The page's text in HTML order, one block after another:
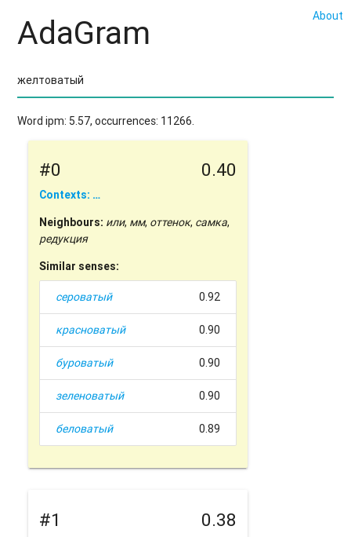
About
AdaGram
Word ipm: 5.57, occurrences: 11266.
#0 0.40
Contexts: …
Neighbours: или, мм, оттенок, самка,
редукция
Similar senses:
сероватый 0.92
красноватый 0.90
буроватый 0.90
зеленоватый 0.90
беловатый 0.89
#1 0.38